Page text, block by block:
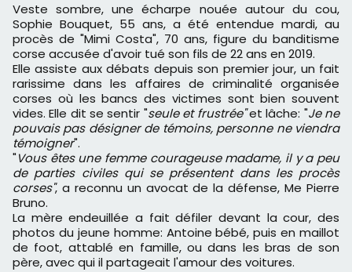
Veste sombre, une écharpe nouée autour du cou,
Sophie Bouquet, 55 ans, a été entendue mardi, au
procès de "Mimi Costa", 70 ans, figure du banditisme
corse accusée d'avoir tué son fils de 22 ans en 2019.
Elle assiste aux débats depuis son premier jour, un fait
rarissime dans les affaires de criminalité organisée
corses où les bancs des victimes sont bien souvent
vides. Elle dit se sentir "seule et frustrée"et lâche: "Je ne
pouvais pas désigner de témoins, personne ne viendra
témoigner".
"Vous êtes une femme courageuse madame, il y a peu
de parties civiles qui se présentent dans les procès
corses", a reconnu un avocat de la défense, Me Pierre
Bruno.
La mère endeuillée a fait défiler devant la cour, des
photos du jeune homme: Antoine bébé, puis en maillot
de foot, attablé en famille, ou dans les bras de son
père, avec qui il partageait l'amour des voitures.